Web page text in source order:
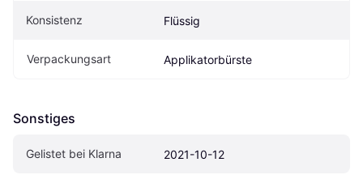
Konsistenz Flüssig
Verpackungsart Applikatorbürste
Sonstiges
Gelistet bei Klarna 2021-10-12